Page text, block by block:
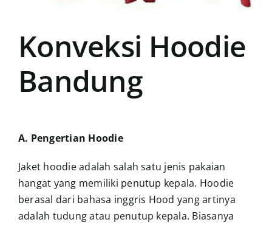
Konveksi Hoodie
Bandung
A. Pengertian Hoodie
Jaket hoodie adalah salah satu jenis pakaian
hangat yang memiliki penutup kepala. Hoodie
berasal dari bahasa inggris Hood yang artinya
adalah tudung atau penutup kepala. Biasanya